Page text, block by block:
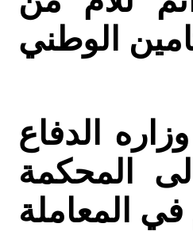
الدفاع
المحكمة
المعاملة